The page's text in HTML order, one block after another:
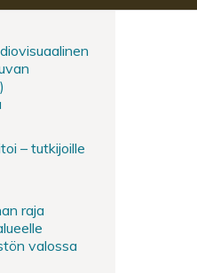
– tutkijoille
raja
valossa